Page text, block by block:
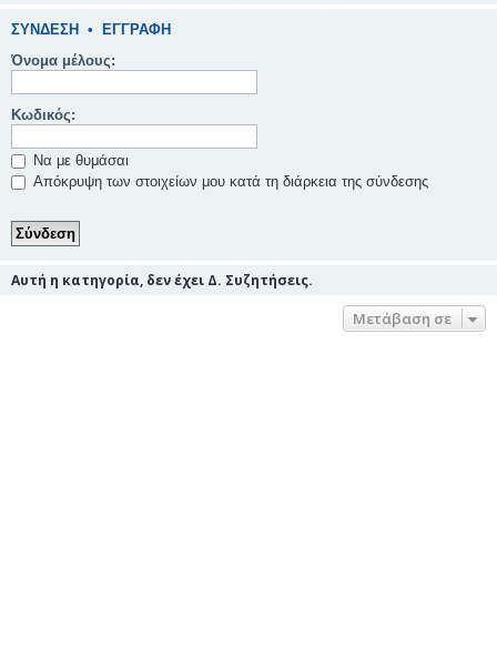
ΣΎΝΔΕΣΗ • ΕΓΓΡΑΦΉ
Όνομα μέλους:
Κωδικός:
Να με θυμάσαι
Απόκρυψη των στοιχείων μου κατά τη διάρκεια της σύνδεσης
Αυτή η κατηγορία, δεν έχει Δ. Συζητήσεις.
Μετάβαση σε